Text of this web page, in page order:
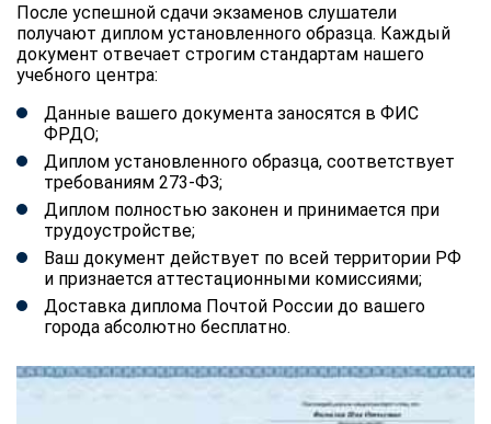
После успешной сдачи экзаменов слушатели
получают диплом установленного образца. Каждый
документ отвечает строгим стандартам нашего
учебного центра:
Данные вашего документа заносятся в ФИС
ФРДО;
Диплом установленного образца, соответствует
требованиям 273-ФЗ;
Диплом полностью законен и принимается при
трудоустройстве;
Ваш документ действует по всей территории РФ
и признается аттестационными комиссиями;
Доставка диплома Почтой России до вашего
города абсолютно бесплатно.